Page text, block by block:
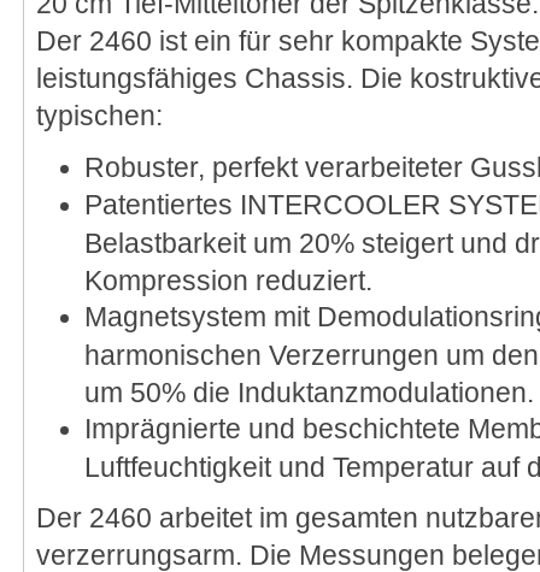
Der 2460 ist ein für sehr kompakte
leistungsfähiges Chassis. Die
typischen:
Robuster, perfekt verarbeiteter
Patentiertes INTERCOOLER
Belastbarkeit um 20% steigert und
Kompression reduziert.
Magnetsystem mit
harmonischen Verzerrungen um
um 50% die Induktanzmodulationen.
Imprägnierte und beschichtete
Luftfeuchtigkeit und Temperatur auf
Der 2460 arbeitet im gesamten
verzerrungsarm. Die Messungen